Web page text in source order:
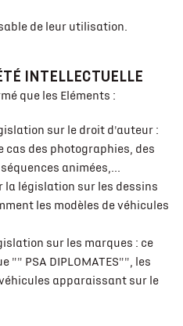
de leur utilisation.
INTELLECTUELLE
que les Eléments :
sur le droit d'auteur :
cas des photographies, des
animées,...
la législation sur les dessins
les modèles de véhicules
sur les marques : ce
"" PSA DIPLOMATES"", les
apparaissant sur le